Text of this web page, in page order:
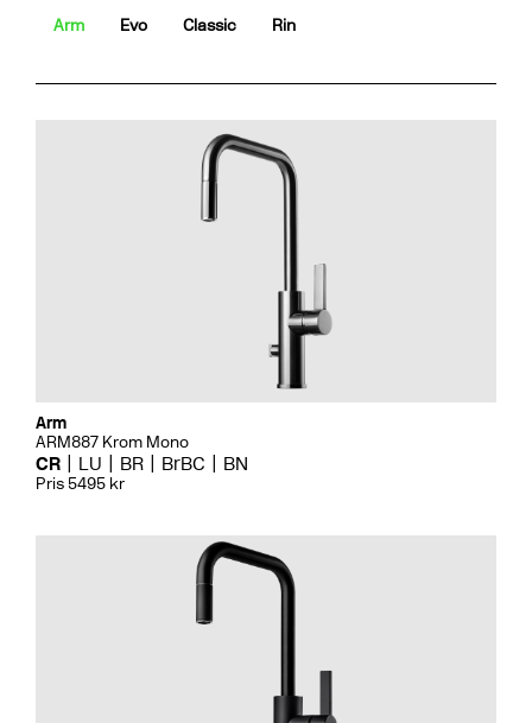
Arm Evo Classic Rin
Arm
ARM887 Krom Mono
CR LU BR BrBC BN
Pris 5495 kr